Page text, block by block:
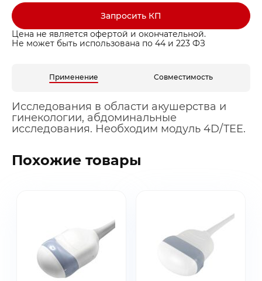
Запросить КП
Цена не является офертой и окончательной.
Не может быть использована по 44 и 223 ФЗ
Применение Совместимость
Исследования в области акушерства и
гинекологии, абдоминальные
исследования. Необходим модуль 4D/TEE.
Похожие товары
Спасибо за заявку!
Ваше КП скоро будет доставлено на почту
Спасибо за обращение!
Мы скоро с вами свяжемся
Заказать звонок
Оставьте ваши контакты ниже и
мы подготовим для вас
Быстрая покупка
Выбранные товары
Ваша корзина пуста
Оставьте ваши контакты ниже и
мы подготовим для вас